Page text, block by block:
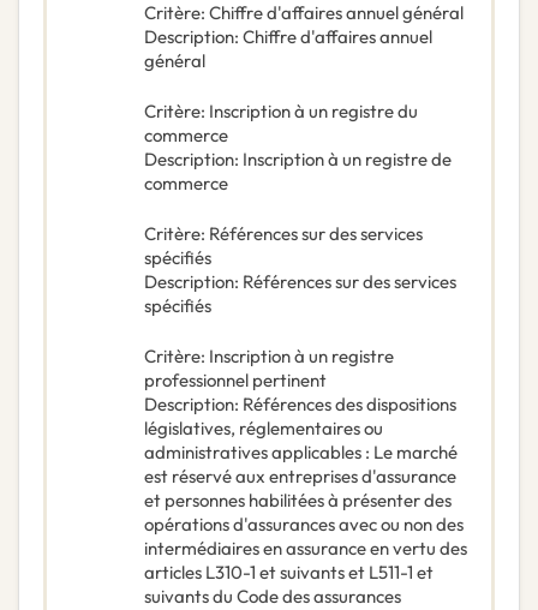
Critère: Chiffre d'affaires annuel général
Description: Chiffre d'affaires annuel
général
Critère: Inscription à un registre du
commerce
Description: Inscription à un registre de
commerce
Critère: Références sur des services
spécifiés
Description: Références sur des services
spécifiés
Critère: Inscription à un registre
professionnel pertinent
Description: Références des dispositions
législatives, réglementaires ou
administratives applicables : Le marché
est réservé aux entreprises d'assurance
et personnes habilitées à présenter des
opérations d'assurances avec ou non des
intermédiaires en assurance en vertu des
articles L310-1 et suivants et L511-1 et
suivants du Code des assurances